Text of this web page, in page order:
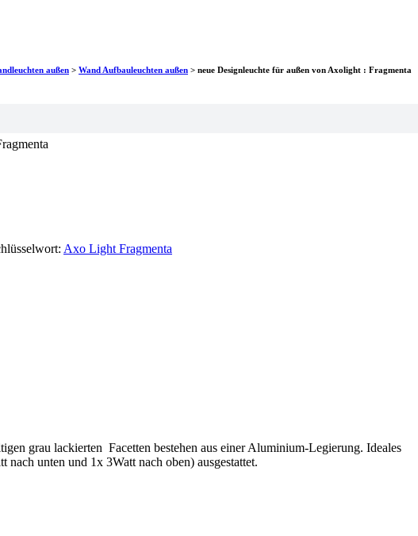
außen > Wand Aufbauleuchten außen > neue Designleuchte für außen von Axolight : Fragmenta
Axo Light Fragmenta
grau lackierten Facetten bestehen aus einer Aluminium-Legierung. Ideales
nach unten und 1x 3Watt nach oben) ausgestattet.